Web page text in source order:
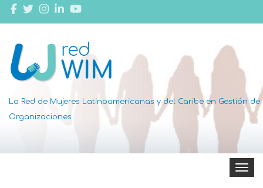
La Red de Mujeres Latinoamericanas y del Caribe en Gestión de
Organizaciones
Toggle